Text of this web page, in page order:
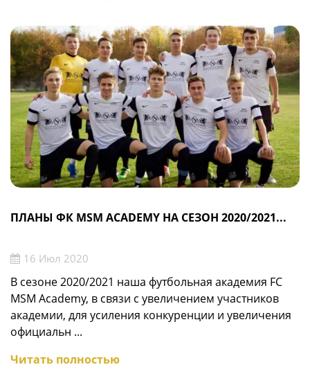
ПЛАНЫ ФК MSM ACADEMY НА СЕЗОН 2020/2021...
16 Июл 2020
В сезоне 2020/2021 наша футбольная академия FC
MSM Academy, в связи с увеличением участников
академии, для усиления конкуренции и увеличения
официальн ...
Читать полностью